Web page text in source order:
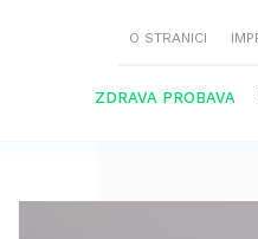
O STRANICI
ZDRAVA PROBAVA